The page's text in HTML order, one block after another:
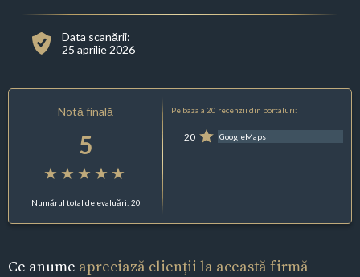
Data scanării:
25 aprilie 2026
Notă finală
5
Numărul total de evaluări: 20
Pe baza a 20 recenzii din portaluri:
20 GoogleMaps
Ce anume apreciază clienții la această firmă